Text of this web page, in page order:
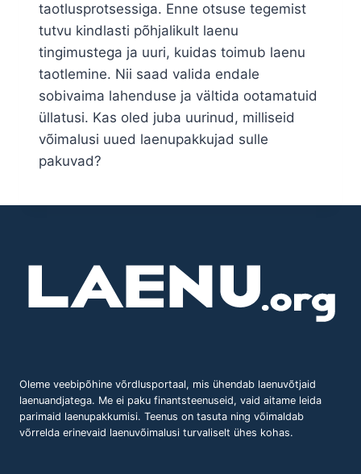
taotlusprotsessiga. Enne otsuse tegemist
tutvu kindlasti põhjalikult laenu
tingimustega ja uuri, kuidas toimub laenu
taotlemine. Nii saad valida endale
sobivaima lahenduse ja vältida ootamatuid
üllatusi. Kas oled juba uurinud, milliseid
võimalusi uued laenupakkujad sulle
pakuvad?
Oleme veebipõhine võrdlusportaal, mis ühendab laenuvõtjaid
laenuandjatega. Me ei paku finantsteenuseid, vaid aitame leida
parimaid laenupakkumisi. Teenus on tasuta ning võimaldab
võrrelda erinevaid laenuvõimalusi turvaliselt ühes kohas.